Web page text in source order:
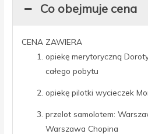
Co obejmuje cena
CENA ZAWIERA
opiekę merytoryczną
całego pobytu
opiekę pilotki wycieczek
przelot samolotem:
Warszawa Chopina